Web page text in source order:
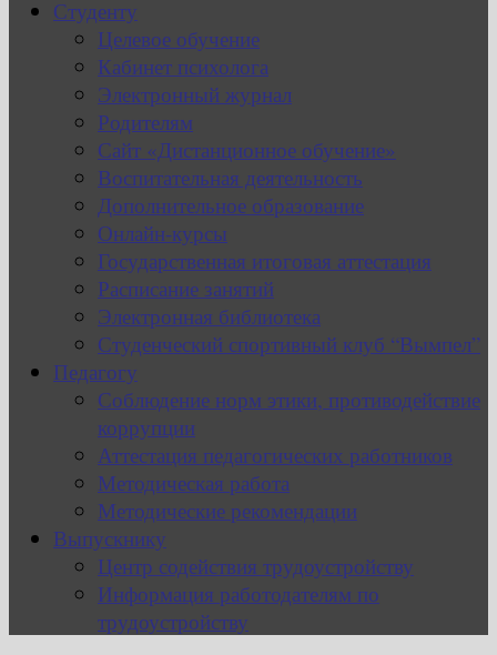
Студенту
Целевое обучение
Кабинет психолога
Электронный журнал
Родителям
Сайт «Дистанционное обучение»
Воспитательная деятельность
Дополнительное образование
Онлайн-курсы
Государственная итоговая аттестация
Расписание занятий
Электронная библиотека
Студенческий спортивный клуб “Вымпел”
Педагогу
Соблюдение норм этики, противодействие
коррупции
Аттестация педагогических работников
Методическая работа
Методические рекомендации
Выпускнику
Центр содействия трудоустройству
Информация работодателям по
трудоустройству